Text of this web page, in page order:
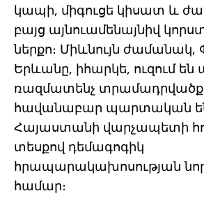
կապի, միգուցե կիսատ և
բայց այնուամենայնիվ
ներքո։ Միևնույն ժամանակ,
Երևանը, իհարկե, ուզում
ռազմատենչ տրամադրվածք,
հավանաբար պարտական
Հայաստանի վարչապետի
տեսքով դեմագոգիկ
հրապարակախոսության նոր
համար։